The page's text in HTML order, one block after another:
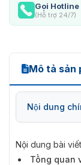
Gọi Hotline
(Hỗ trợ 24/7)
Mô tả sản
Nội dung
Nội dung bài viết
Tổng quan